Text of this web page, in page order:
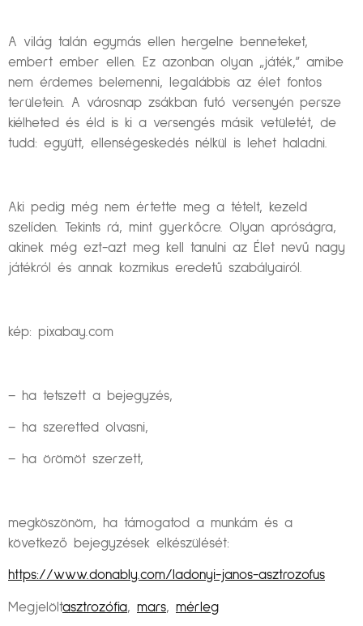
A világ talán egymás ellen hergelne benneteket,
embert ember ellen. Ez azonban olyan „játék,” amibe
nem érdemes belemenni, legalábbis az élet fontos
területein. A városnap zsákban futó versenyén persze
kiélheted és éld is ki a versengés másik vetületét, de
tudd: együtt, ellenségeskedés nélkül is lehet haladni.
Aki pedig még nem értette meg a tételt, kezeld
szelíden. Tekints rá, mint gyerkőcre. Olyan apróságra,
akinek még ezt-azt meg kell tanulni az Élet nevű nagy
játékról és annak kozmikus eredetű szabályairól.
kép: pixabay.com
– ha tetszett a bejegyzés,
– ha szeretted olvasni,
– ha örömöt szerzett,
megköszönöm, ha támogatod a munkám és a
következő bejegyzések elkészülését:
https://www.donably.com/ladonyi-janos-asztrozofus
Megjelöltasztrozófia, mars, mérleg